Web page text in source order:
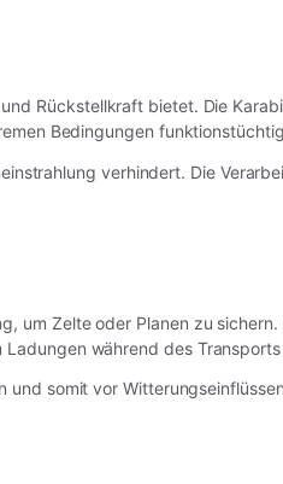
Rückstellkraft bietet. Die
Bedingungen
verhindert. Die
um Zelte oder Planen zu
während des
somit vor